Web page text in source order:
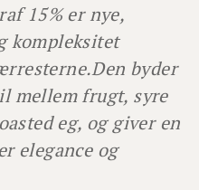
15% er nye,
kompleksitet
Den byder
mellem frugt, syre
eg, og giver en
elegance og